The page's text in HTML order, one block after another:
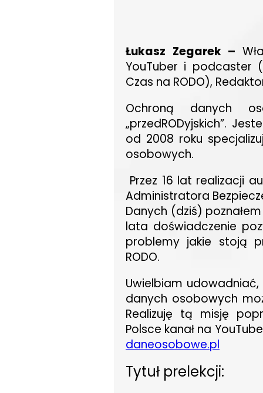
Łukasz Zegarek –
YouTuber i podcaster
Czas na RODO),
Ochroną danych
„przedRODyjskich”.
od 2008 roku
osobowych.
Przez 16 lat realizacji
Administratora
Danych (dziś)
lata doświadczenie
problemy jakie stoją
RODO.
Uwielbiam
danych osobowych
Realizuję tą misję
Polsce kanał na
daneosobowe.pl
Tytuł prelekcji: